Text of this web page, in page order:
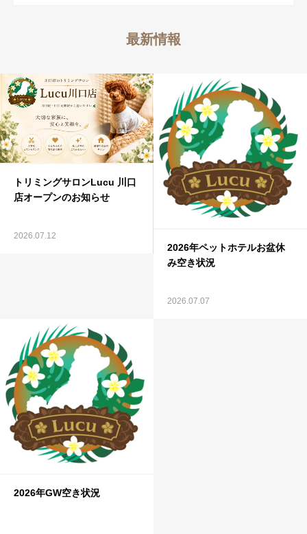
最新情報
トリミングサロンLucu 川口
店オープンのお知らせ
2026.07.12
2026年ペットホテルお盆休
み空き状況
2026.07.07
2026年GW空き状況